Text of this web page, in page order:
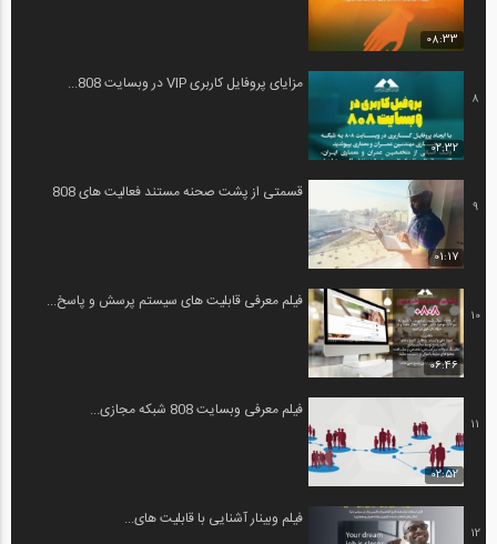
08:33
8
02:32
مزایای پروفایل کاربری VIP در وبسایت 808...
9
01:17
قسمتی از پشت صحنه مستند فعالیت های 808
10
06:46
فیلم معرفی قابلیت های سیستم پرسش و پاسخ...
11
02:52
فیلم معرفی وبسایت 808 شبکه مجازی...
12
فیلم وبینار آشنایی با قابلیت های...